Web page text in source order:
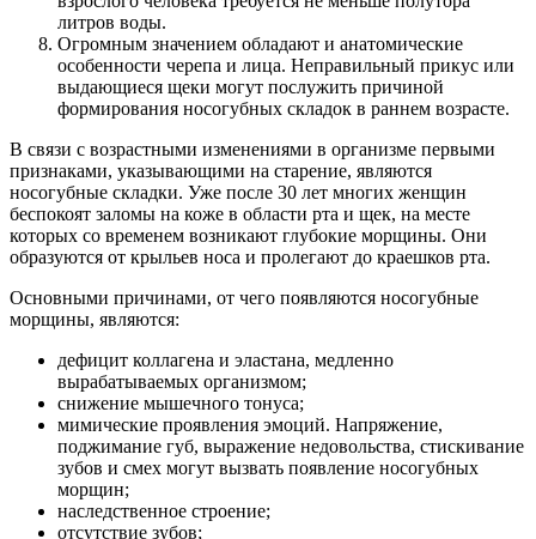
литров воды.
Огромным значением обладают и анатомические
особенности черепа и лица. Неправильный прикус или
выдающиеся щеки могут послужить причиной
формирования носогубных складок в раннем возрасте.
В связи с возрастными изменениями в организме первыми
признаками, указывающими на старение, являются
носогубные складки. Уже после 30 лет многих женщин
беспокоят заломы на коже в области рта и щек, на месте
которых со временем возникают глубокие морщины. Они
образуются от крыльев носа и пролегают до краешков рта.
Основными причинами, от чего появляются носогубные
морщины, являются:
дефицит коллагена и эластана, медленно
вырабатываемых организмом;
снижение мышечного тонуса;
мимические проявления эмоций. Напряжение,
поджимание губ, выражение недовольства, стискивание
зубов и смех могут вызвать появление носогубных
морщин;
наследственное строение;
отсутствие зубов;